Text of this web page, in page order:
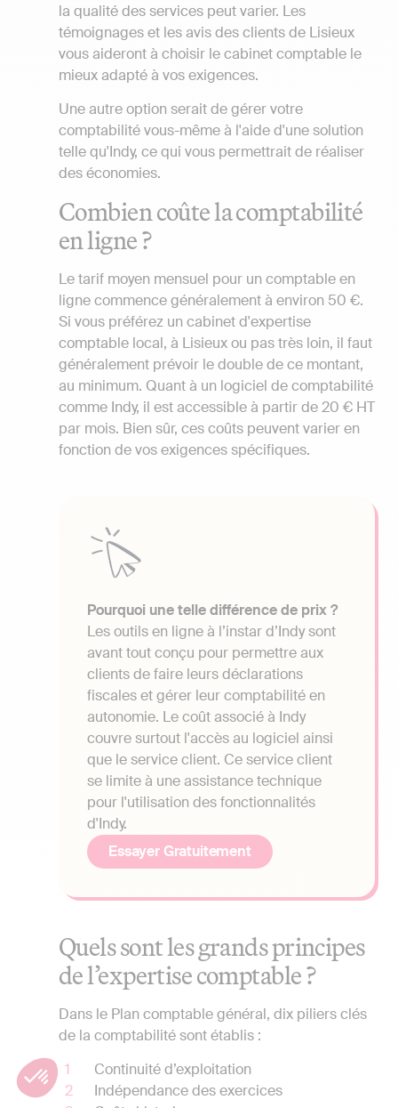
la qualité des services peut varier. Les
témoignages et les avis des clients de Lisieux
vous aideront à choisir le cabinet comptable le
mieux adapté à vos exigences.
Une autre option serait de gérer votre
comptabilité vous-même à l'aide d'une solution
telle qu'Indy, ce qui vous permettrait de réaliser
des économies.
Combien coûte la comptabilité
en ligne ?
Le tarif moyen mensuel pour un comptable en
ligne commence généralement à environ 50 €.
Si vous préférez un cabinet d'expertise
comptable local, à Lisieux ou pas très loin, il faut
généralement prévoir le double de ce montant,
au minimum. Quant à un logiciel de comptabilité
comme Indy, il est accessible à partir de 20 € HT
par mois. Bien sûr, ces coûts peuvent varier en
fonction de vos exigences spécifiques.
Pourquoi une telle différence de prix ?
Les outils en ligne à l’instar d’Indy sont
avant tout conçu pour permettre aux
clients de faire leurs déclarations
fiscales et gérer leur comptabilité en
autonomie. Le coût associé à Indy
couvre surtout l'accès au logiciel ainsi
que le service client. Ce service client
se limite à une assistance technique
pour l'utilisation des fonctionnalités
d'Indy.
Essayer Gratuitement
Quels sont les grands principes
de l’expertise comptable ?
Dans le Plan comptable général, dix piliers clés
de la comptabilité sont établis :
Continuité d’exploitation
Indépendance des exercices